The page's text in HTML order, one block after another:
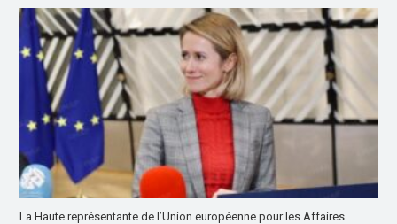
La Haute représentante de l’Union européenne pour les Affaires